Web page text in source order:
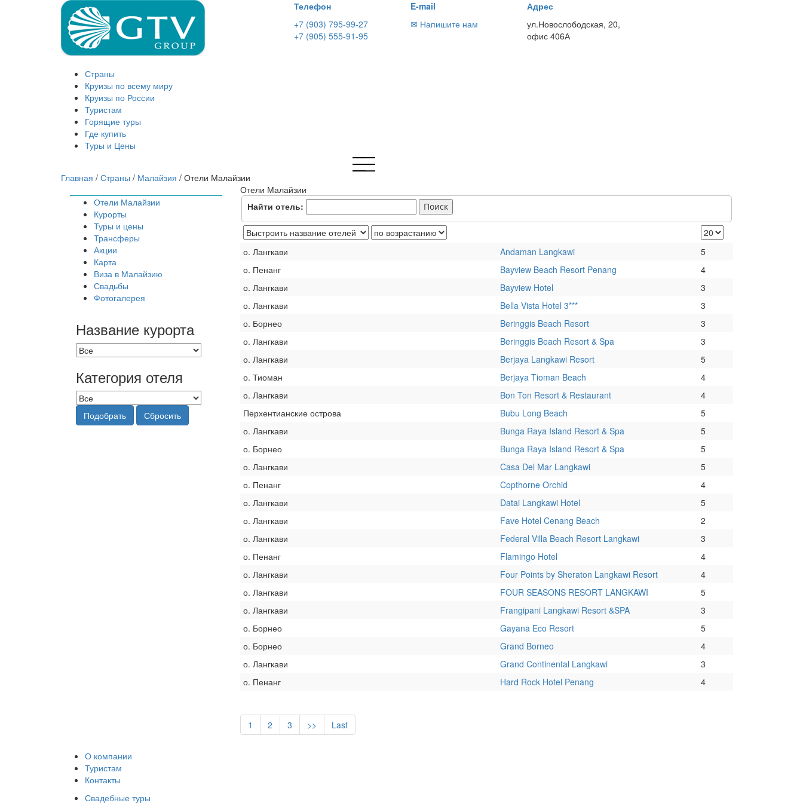
Телефон
+7 (903) 795-99-27
+7 (905) 555-91-95
E-mail
✉ Напишите нам
Адрес
ул.Новослободская, 20,
офис 406А
Страны
Круизы по всему миру
Круизы по России
Туристам
Горящие туры
Где купить
Туры и Цены
Главная / Страны / Малайзия / Отели Малайзии
Отели Малайзии
Найти отель:
о. Лангкави Andaman Langkawi
5
о. Пенанг
Bayview Beach Resort Penang
4
о. Лангкави
Bayview Hotel
3
о. Лангкави
Bella Vista Hotel 3***
3
о. Борнео
Beringgis Beach Resort
3
о. Лангкави
Beringgis Beach Resort & Spa
3
о. Лангкави
Berjaya Langkawi Resort
5
о. Тиоман
Berjaya Tioman Beach
4
о. Лангкави
Bon Ton Resort & Restaurant
4
Перхентианские острова
Bubu Long Beach
5
о. Лангкави
Bunga Raya Island Resort & Spa
5
о. Борнео
Bunga Raya Island Resort & Spa
5
о. Лангкави
Casa Del Mar Langkawi
5
о. Пенанг
Copthorne Orchid
4
о. Лангкави
Datai Langkawi Hotel
5
о. Лангкави
Fave Hotel Cenang Beach
2
о. Лангкави
Federal Villa Beach Resort Langkawi
3
о. Пенанг
Flamingo Hotel
4
о. Лангкави
Four Points by Sheraton Langkawi Resort
4
о. Лангкави
FOUR SEASONS RESORT LANGKAWI
5
о. Лангкави
Frangipani Langkawi Resort &SPA
3
о. Борнео
Gayana Eco Resort
5
о. Борнео
Grand Borneo
4
о. Лангкави
Grand Continental Langkawi
3
о. Пенанг
Hard Rock Hotel Penang 4
1 2 3 >> Last
Отели Малайзии
Курорты
Туры и цены
Трансферы
Акции
Карта
Виза в Малайзию
Свадьбы
Фотогалерея
Название курорта
Категория отеля
Подобрать Сбросить
О компании
Туристам
Контакты
Свадебные туры